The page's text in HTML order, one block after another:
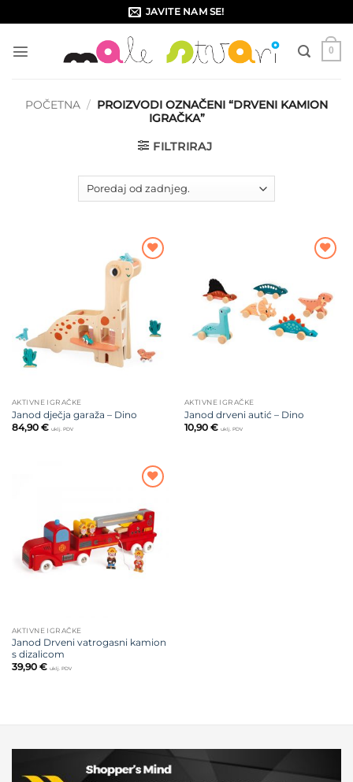
to
content
JAVITE NAM SE!
0
POČETNA / PROIZVODI OZNAČENI “DRVENI KAMION
IGRAČKA”
FILTRIRAJ
Dodajte
na listu
AKTIVNE IGRAČKE
Janod dječja garaža – Dino
84,90 € uklj. PDV
AKTIVNE IGRAČKE
Janod drveni autić – Dino
10,90 € uklj. PDV
na listu
želja
AKTIVNE IGRAČKE
Janod Drveni vatrogasni kamion
s dizalicom
39,90 € uklj. PDV